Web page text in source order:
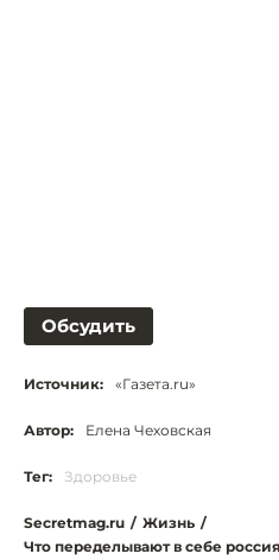
Обсудить
Источник: «Газета.ru»
Автор: Елена Чеховская
Тег: Здоровье
Secretmag.ru / Жизнь /
Что переделывают в себе